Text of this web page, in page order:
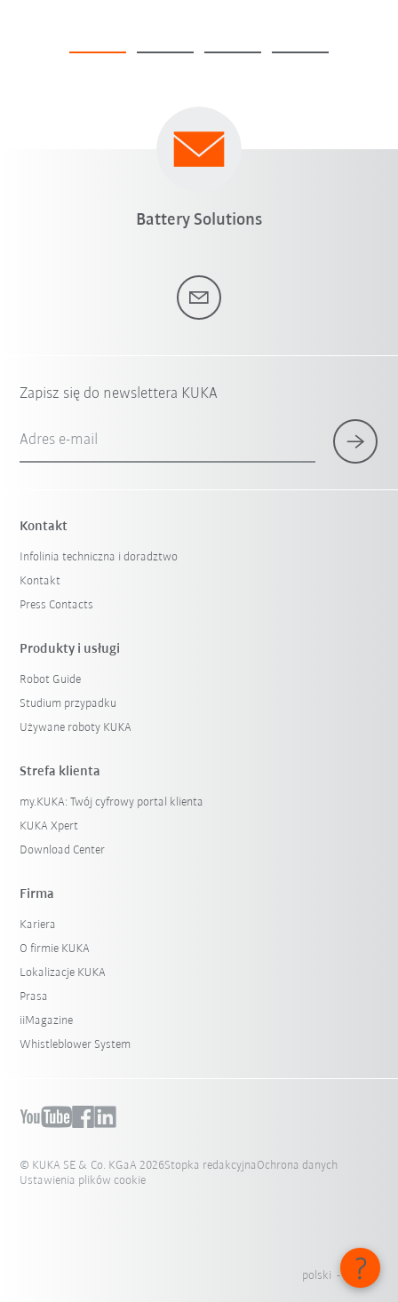
Battery Solutions
Zapisz się do newslettera KUKA
Adres e-mail
Kontakt
Infolinia techniczna i doradztwo
Kontakt
Press Contacts
Produkty i usługi
Robot Guide
Studium przypadku
Używane roboty KUKA
Strefa klienta
my.KUKA: Twój cyfrowy portal klienta
KUKA Xpert
Download Center
Firma
Kariera
O firmie KUKA
Lokalizacje KUKA
Prasa
iiMagazine
Whistleblower System
© KUKA SE & Co. KGaA 2026Stopka redakcyjna Ochrona danych
Ustawienia plików cookie
polski - Polska